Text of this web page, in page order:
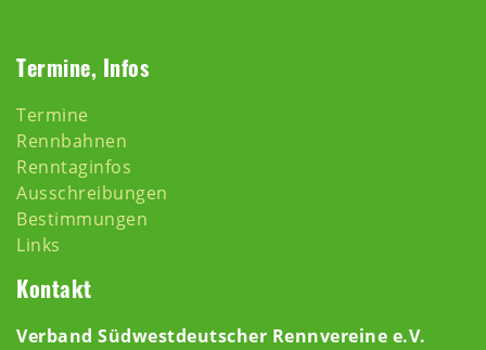
Termine, Infos
Termine
Rennbahnen
Renntaginfos
Ausschreibungen
Bestimmungen
Links
Kontakt
Verband Südwestdeutscher Rennvereine e.V.